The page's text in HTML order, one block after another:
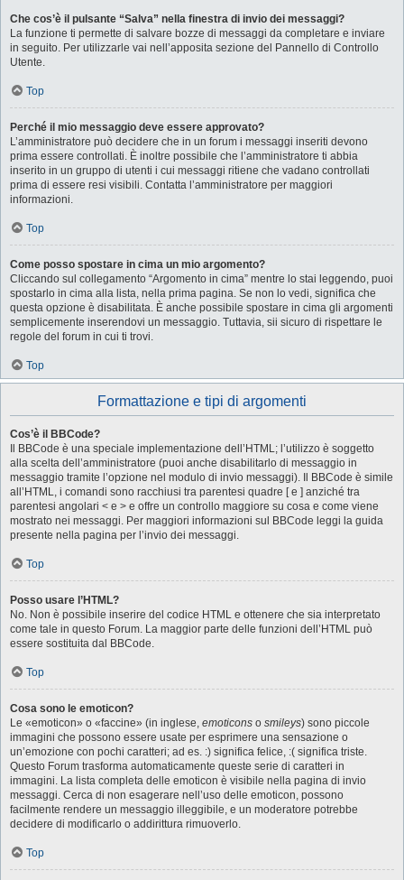
Che cos’è il pulsante “Salva” nella finestra di invio dei messaggi?
La funzione ti permette di salvare bozze di messaggi da completare e inviare
in seguito. Per utilizzarle vai nell’apposita sezione del Pannello di Controllo
Utente.
Top
Perché il mio messaggio deve essere approvato?
L’amministratore può decidere che in un forum i messaggi inseriti devono
prima essere controllati. È inoltre possibile che l’amministratore ti abbia
inserito in un gruppo di utenti i cui messaggi ritiene che vadano controllati
prima di essere resi visibili. Contatta l’amministratore per maggiori
informazioni.
Top
Come posso spostare in cima un mio argomento?
Cliccando sul collegamento “Argomento in cima” mentre lo stai leggendo, puoi
spostarlo in cima alla lista, nella prima pagina. Se non lo vedi, significa che
questa opzione è disabilitata. È anche possibile spostare in cima gli argomenti
semplicemente inserendovi un messaggio. Tuttavia, sii sicuro di rispettare le
regole del forum in cui ti trovi.
Top
Formattazione e tipi di argomenti
Cos’è il BBCode?
Il BBCode è una speciale implementazione dell’HTML; l’utilizzo è soggetto
alla scelta dell’amministratore (puoi anche disabilitarlo di messaggio in
messaggio tramite l’opzione nel modulo di invio messaggi). Il BBCode è simile
all’HTML, i comandi sono racchiusi tra parentesi quadre [ e ] anziché tra
parentesi angolari < e > e offre un controllo maggiore su cosa e come viene
mostrato nei messaggi. Per maggiori informazioni sul BBCode leggi la guida
presente nella pagina per l’invio dei messaggi.
Top
Posso usare l’HTML?
No. Non è possibile inserire del codice HTML e ottenere che sia interpretato
come tale in questo Forum. La maggior parte delle funzioni dell’HTML può
essere sostituita dal BBCode.
Top
Cosa sono le emoticon?
Le «emoticon» o «faccine» (in inglese, emoticons o smileys) sono piccole
immagini che possono essere usate per esprimere una sensazione o
un’emozione con pochi caratteri; ad es. :) significa felice, :( significa triste.
Questo Forum trasforma automaticamente queste serie di caratteri in
immagini. La lista completa delle emoticon è visibile nella pagina di invio
messaggi. Cerca di non esagerare nell’uso delle emoticon, possono
facilmente rendere un messaggio illeggibile, e un moderatore potrebbe
decidere di modificarlo o addirittura rimuoverlo.
Top